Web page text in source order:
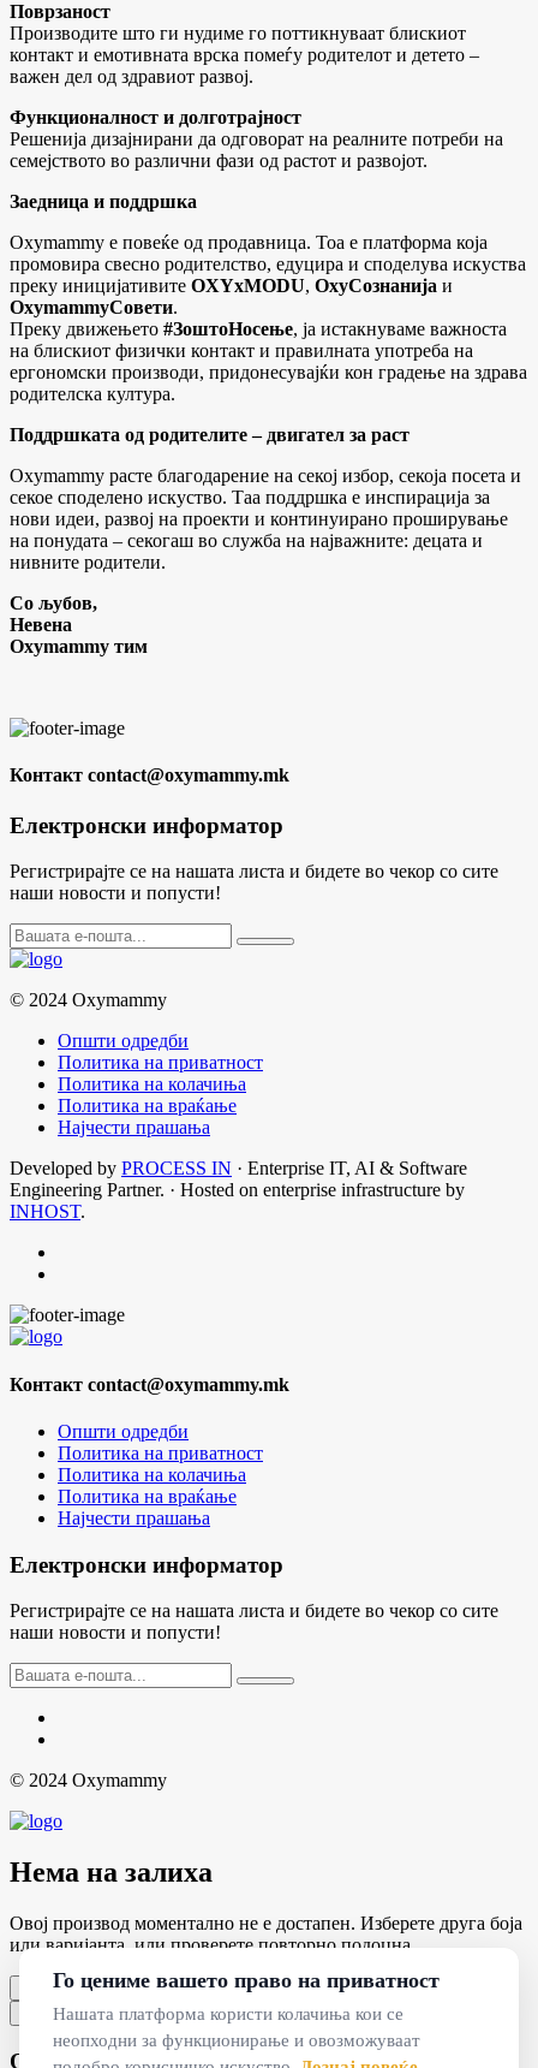
Поврзаност
Производите што ги нудиме го поттикнуваат блискиот
контакт и емотивната врска помеѓу родителот и детето –
важен дел од здравиот развој.
Функционалност и долготрајност
Решенија дизајнирани да одговорат на реалните потреби на
семејството во различни фази од растот и развојот.
Заедница и поддршка
Oxymammy е повеќе од продавница. Тоа е платформа која
промовира свесно родителство, едуцира и споделува искуства
преку иницијативите OXYxMODU, OxyСознанија и
OxymammyСовети.
Преку движењето #ЗоштоНосење, ја истакнуваме важноста
на блискиот физички контакт и правилната употреба на
ергономски производи, придонесувајќи кон градење на здрава
родителска култура.
Поддршката од родителите – двигател за раст
Oxymammy расте благодарение на секој избор, секоја посета и
секое споделено искуство. Таа поддршка е инспирација за
нови идеи, развој на проекти и континуирано проширување
на понудата – секогаш во служба на најважните: децата и
нивните родители.
Со љубов,
Невена
Oxymammy тим
Контакт contact@oxymammy.mk
Електронски информатор
Регистрирајте се на нашата листа и бидете во чекор со сите
наши новости и попусти!
© 2024 Oxymammy
Општи одредби
Политика на приватност
Политика на колачиња
Политика на враќање
Најчести прашања
Developed by PROCESS IN · Enterprise IT, AI & Software
Engineering Partner. · Hosted on enterprise infrastructure by
INHOST.
Контакт contact@oxymammy.mk
Општи одредби
Политика на приватност
Политика на колачиња
Политика на враќање
Најчести прашања
Електронски информатор
Регистрирајте се на нашата листа и бидете во чекор со сите
наши новости и попусти!
© 2024 Oxymammy
Нема на залиха
Овој производ моментално не е достапен. Изберете друга боја
или варијанта, или проверете повторно подоцна.
Во ред
Оваа страница е во тек на изработка
Го цениме вашето право на приватност
Нашата платформа користи колачиња кои се
неопходни за функционирање и овозможуваат